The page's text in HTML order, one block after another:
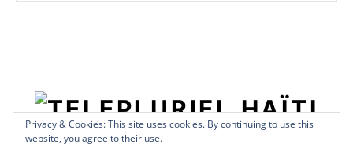
Copyright © 2022 - teleplurielhaiti.com | *** Designed, Managed &
Privacy & Cookies: This site uses cookies. By continuing to use this
website, you agree to their use.